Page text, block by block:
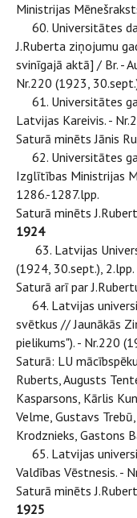
Ministrijas
60. Universitātes
J.Ruberta ziņojumu
svinīgajā aktā] / Br. -
Nr.220 (1923,
61. Universitātes
Latvijas Kareivis. -
Saturā minēts Jānis
62. Universitātes
Izglītības Ministrijas
1286.-1287.lpp.
Saturā minēts
1924
63. Latvijas
(1924, 30.sept.), 2.lpp.
Saturā arī par
64. Latvijas
svētkus // Jaunākās
pielikums"). - Nr.220
Saturā: LU
Ruberts, Augusts
Kasparsons, Kārlis
Velme, Gustavs
Krodznieks, Gastons
65. Latvijas
Valdības Vēstnesis. -
Saturā minēts
1925